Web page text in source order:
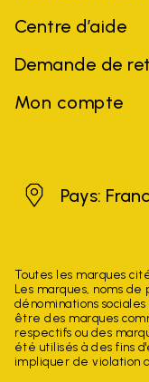
Centre d’aide
Demande de
Mon compte
FrancePays:
Toutes les marques
Les marques, noms de
dénominations
être des marques
respectifs ou des
été utilisés à des fins
impliquer de violation